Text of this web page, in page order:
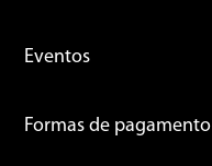
Eventos
Formas de pagamento